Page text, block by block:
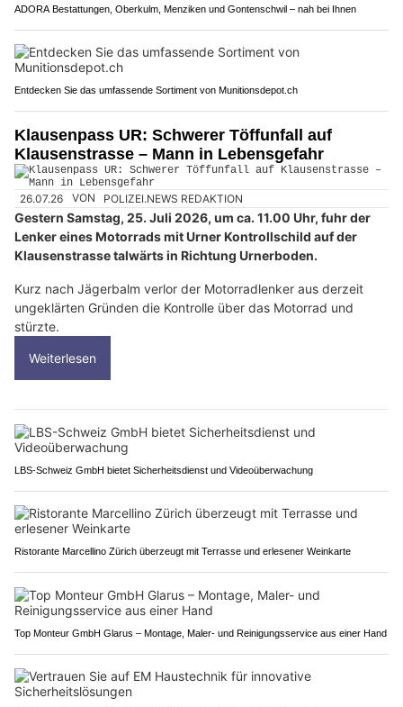
ADORA Bestattungen, Oberkulm, Menziken und Gontenschwil – nah bei Ihnen
Entdecken Sie das umfassende Sortiment von Munitionsdepot.ch
Klausenpass UR: Schwerer Töffunfall auf
Klausenstrasse – Mann in Lebensgefahr
26.07.26 VON POLIZEI.NEWS REDAKTION
Gestern Samstag, 25. Juli 2026, um ca. 11.00 Uhr, fuhr der
Lenker eines Motorrads mit Urner Kontrollschild auf der
Klausenstrasse talwärts in Richtung Urnerboden.
Kurz nach Jägerbalm verlor der Motorradlenker aus derzeit
ungeklärten Gründen die Kontrolle über das Motorrad und
stürzte.
Weiterlesen
LBS-Schweiz GmbH bietet Sicherheitsdienst und Videoüberwachung
Ristorante Marcellino Zürich überzeugt mit Terrasse und erlesener Weinkarte
Top Monteur GmbH Glarus – Montage, Maler- und Reinigungsservice aus einer Hand